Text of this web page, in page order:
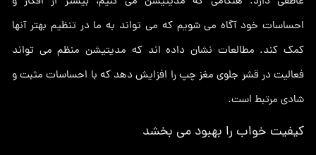
احساسات خود آگاه می شویم که می تواند به ما در تنظیم بهتر آنها
کمک کند. مطالعات نشان داده اند که مدیتیشن منظم می تواند
فعالیت در قشر جلوی مغز چپ را افزایش دهد که با احساسات مثبت و
شادی مرتبط است.
کیفیت خواب را بهبود می بخشد